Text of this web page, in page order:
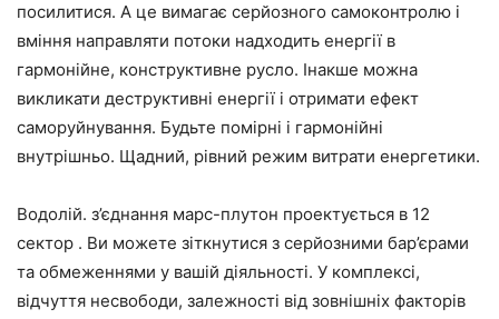
посилитися. А це вимагає серйозного самоконтролю і
вміння направляти потоки надходить енергії в
гармонійне, конструктивне русло. Інакше можна
викликати деструктивні енергії і отримати ефект
саморуйнування. Будьте помірні і гармонійні
внутрішньо. Щадний, рівний режим витрати енергетики.
Водолій. з’єднання марс-плутон проектується в 12
сектор . Ви можете зіткнутися з серйозними бар’єрами
та обмеженнями у вашій діяльності. У комплексі,
відчуття несвободи, залежності від зовнішніх факторів